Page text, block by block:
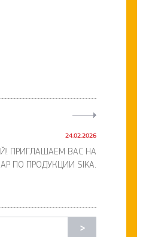
24.02.2026
ПРИГЛАШАЕМ ВАС НА
ПО ПРОДУКЦИИ SIKA.
>